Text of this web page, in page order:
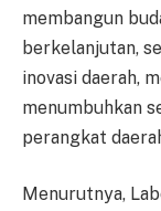
membangun
berkelanjutan,
inovasi daerah,
menumbuhkan
perangkat
Menurutnya,